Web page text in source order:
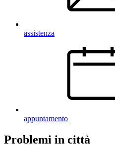
assistenza
appuntamento
Problemi in città